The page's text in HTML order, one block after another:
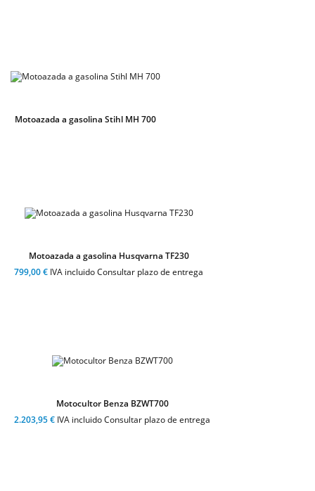
Motoazada a gasolina Stihl MH 700
Motoazada a gasolina Husqvarna TF230
799,00 € IVA incluido Consultar plazo de entrega
Motocultor Benza BZWT700
2.203,95 € IVA incluido Consultar plazo de entrega